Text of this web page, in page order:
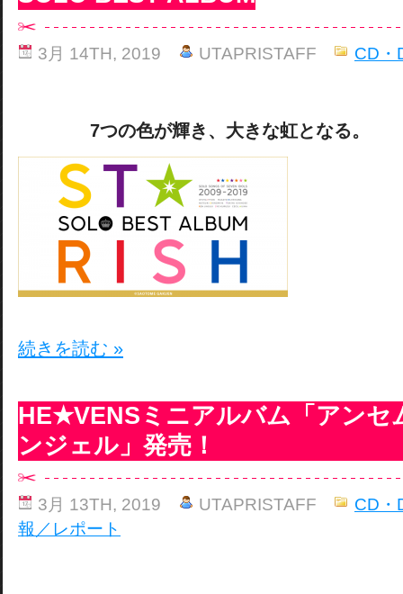
3月 14TH, 2019 UTAPRISTAFF CD・
7つの色が輝き、大きな虹となる。
続きを読む »
HE★VENSミニアルバム「アンセ
ンジェル」発売！
3月 13TH, 2019 UTAPRISTAFF
CD・
報／レポート